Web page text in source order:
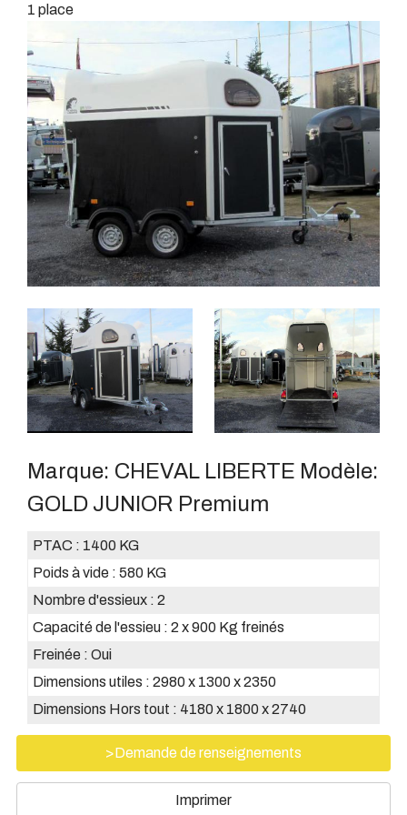
1 place
Marque: CHEVAL LIBERTE Modèle:
GOLD JUNIOR Premium
PTAC : 1400 KG
Poids à vide : 580 KG
Nombre d'essieux : 2
Capacité de l'essieu : 2 x 900 Kg freinés
Freinée : Oui
Dimensions utiles : 2980 x 1300 x 2350
Dimensions Hors tout : 4180 x 1800 x 2740
>Demande de renseignements
Imprimer